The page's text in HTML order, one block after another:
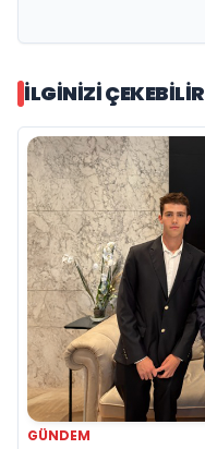
İLGINIZI ÇEKEBILIR
GÜNDEM